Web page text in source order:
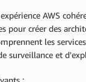
AWS
pour créer des
les
surveillance et